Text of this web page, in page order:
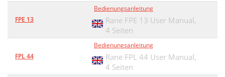
FPE 13
Bedienungsanleitung
Rane FPE 13 User Manual,
4 Seiten
FPL 44
Bedienungsanleitung
Rane FPL 44 User Manual,
4 Seiten